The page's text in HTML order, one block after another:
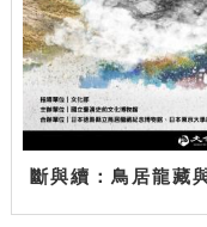
斷與續：鳥居龍藏